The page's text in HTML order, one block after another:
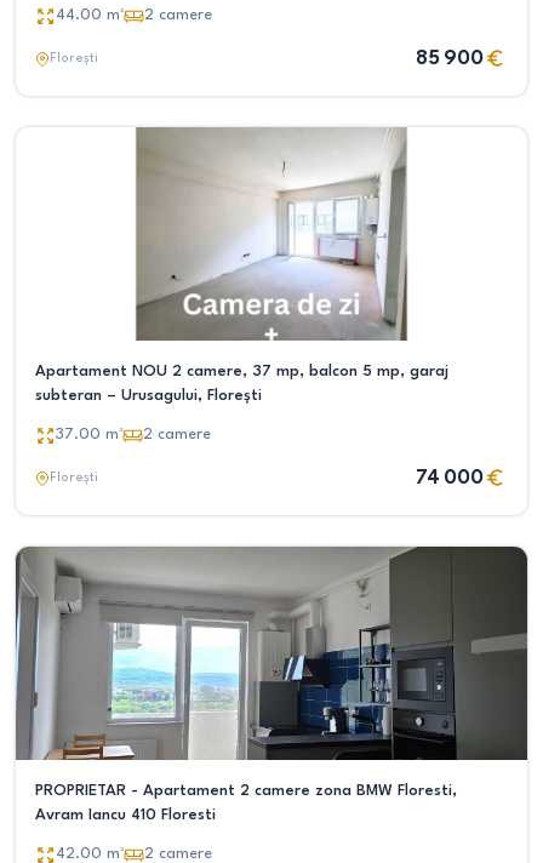
44.00 m² 2 camere
Florești 85 900
Apartament NOU 2 camere, 37 mp, balcon 5 mp, garaj
subteran – Urusagului, Florești
37.00 m² 2 camere
Florești 74 000
PROPRIETAR - Apartament 2 camere zona BMW Floresti,
Avram Iancu 410 Floresti
42.00 m² 2 camere